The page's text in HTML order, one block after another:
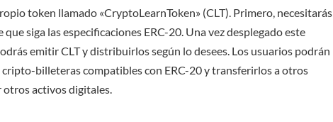
token llamado «CryptoLearnToken» (CLT). Primero, necesitarás
siga las especificaciones ERC-20. Una vez desplegado este
emitir CLT y distribuirlos según lo desees. Los usuarios podrán
cripto-billeteras compatibles con ERC-20 y transferirlos a otros
activos digitales.